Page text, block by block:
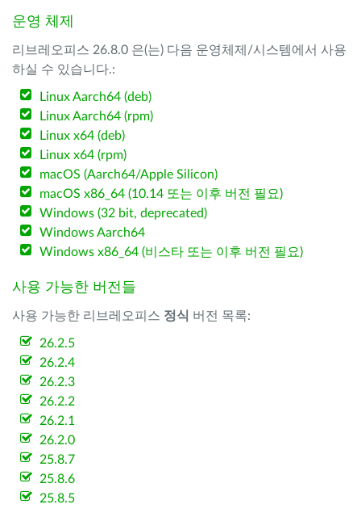
운영 체제
리브레오피스 26.8.0 은(는) 다음 운영체제/시스템에서 사용
하실 수 있습니다.:
Linux Aarch64 (deb)
Linux Aarch64 (rpm)
Linux x64 (deb)
Linux x64 (rpm)
macOS (Aarch64/Apple Silicon)
macOS x86_64 (10.14 또는 이후 버전 필요)
Windows (32 bit, deprecated)
Windows Aarch64
Windows x86_64 (비스타 또는 이후 버전 필요)
사용 가능한 버전들
사용 가능한 리브레오피스 정식 버전 목록:
26.2.5
26.2.4
26.2.3
26.2.2
26.2.1
26.2.0
25.8.7
25.8.6
25.8.5